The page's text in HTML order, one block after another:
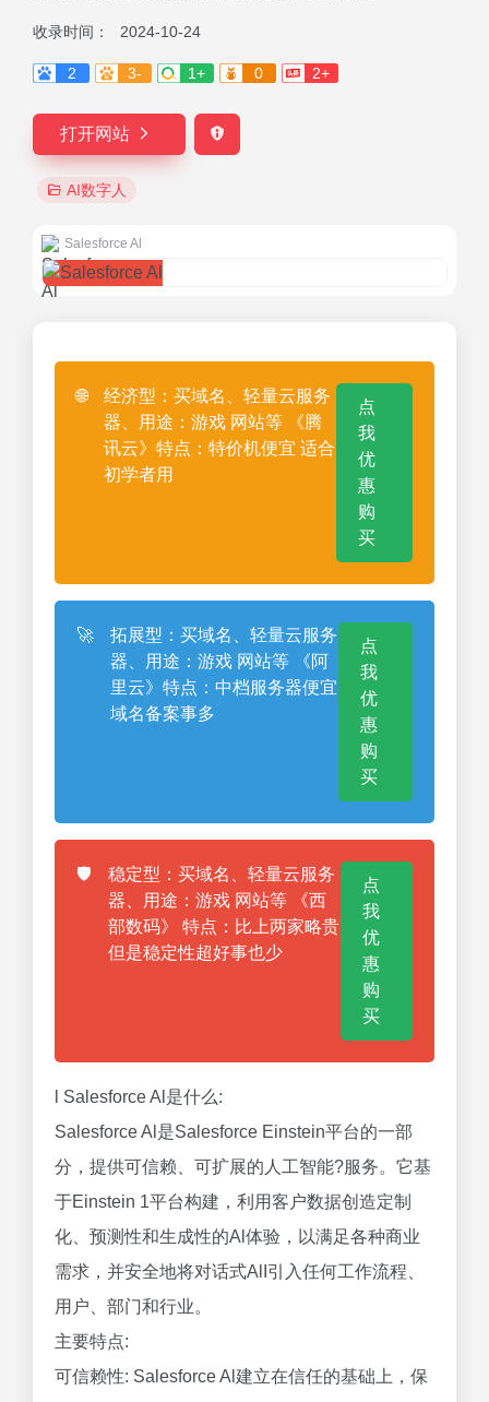
收录时间： 2024-10-24
2 3- 1+ 0 2+
打开网站
AI数字人
Salesforce Al
🌐
经济型：买域名、轻量云服务
器、用途：游戏 网站等 《腾
讯云》特点：特价机便宜 适合
初学者用
点
我
优
惠
购
买
🚀
拓展型：买域名、轻量云服务
器、用途：游戏 网站等 《阿
里云》特点：中档服务器便宜
域名备案事多
点
我
优
惠
购
买
🛡️
稳定型：买域名、轻量云服务
器、用途：游戏 网站等 《西
部数码》 特点：比上两家略贵
但是稳定性超好事也少
点
我
优
惠
购
买
l Salesforce Al是什么:
Salesforce Al是Salesforce Einstein平台的一部
分，提供可信赖、可扩展的人工智能?服务。它基
于Einstein 1平台构建，利用客户数据创造定制
化、预测性和生成性的Al体验，以满足各种商业
需求，并安全地将对话式AlI引入任何工作流程、
用户、部门和行业。
主要特点:
可信赖性: Salesforce Al建立在信任的基础上，保